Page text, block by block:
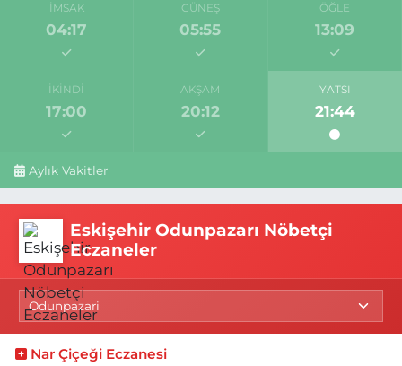
İMSAK
04:17
GÜNEŞ
05:55
ÖĞLE
13:09
İKINDI
17:00
AKŞAM
20:12
YATSI
21:44
Aylık Vakitler
Eskişehir Odunpazarı Nöbetçi
Eczaneler
Nar Çiçeği Eczanesi